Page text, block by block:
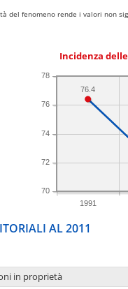
del fenomeno rende i valori non
Incidenza
1991
70
72
74
76
78
76.4
AL 2011
in proprietà